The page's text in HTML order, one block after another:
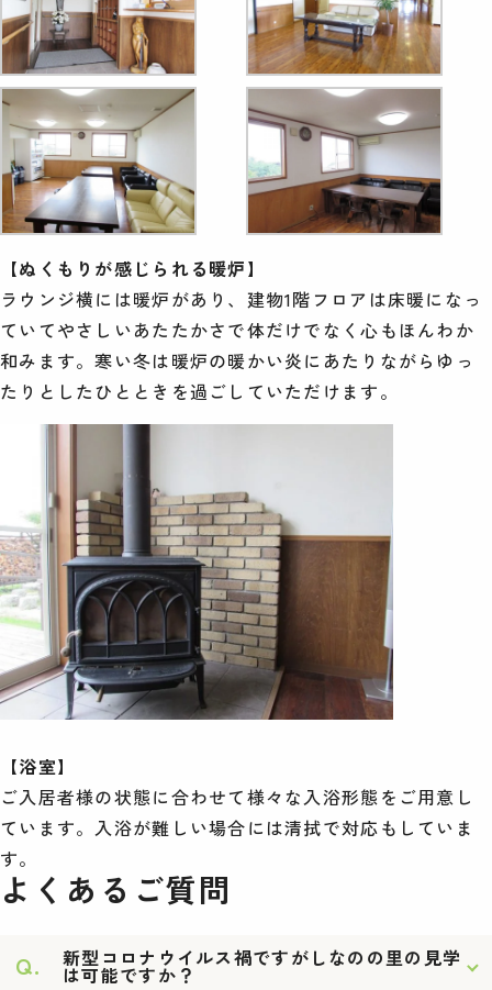
【ぬくもりが感じられる暖炉】
ラウンジ横には暖炉があり、建物1階フロアは床暖になっ
ていてやさしいあたたかさで体だけでなく心もほんわか
和みます。寒い冬は暖炉の暖かい炎にあたりながらゆっ
たりとしたひとときを過ごしていただけます。
【浴室】
ご入居者様の状態に合わせて様々な入浴形態をご用意し
ています。入浴が難しい場合には清拭で対応もしていま
す。
よくあるご質問
Q. 新型コロナウイルス禍ですがしなのの里の見学
は可能ですか？